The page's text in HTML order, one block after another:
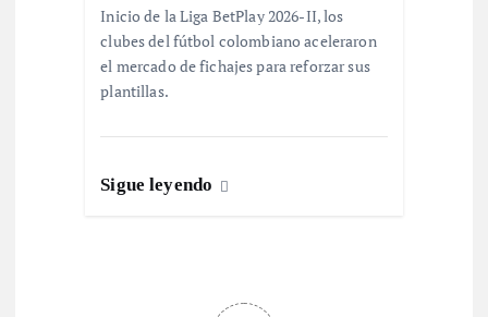
Inicio de la Liga BetPlay 2026-II, los
clubes del fútbol colombiano aceleraron
el mercado de fichajes para reforzar sus
plantillas.
Sigue leyendo